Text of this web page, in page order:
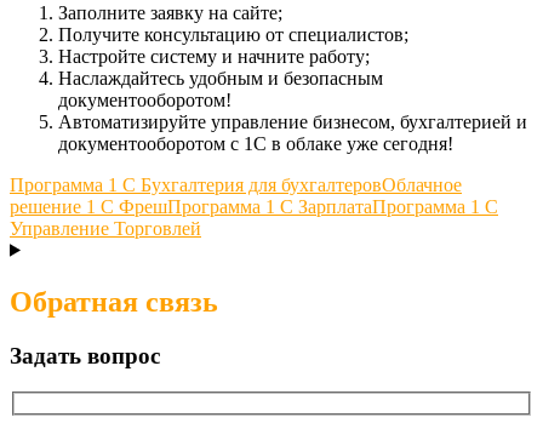
Заполните заявку на сайте;
Получите консультацию от специалистов;
Настройте систему и начните работу;
Наслаждайтесь удобным и безопасным
документооборотом!
Автоматизируйте управление бизнесом, бухгалтерией и
документооборотом с 1С в облаке уже сегодня!
Программа 1 С Бухгалтерия для бухгалтеровОблачное
решение 1 С ФрешПрограмма 1 С ЗарплатаПрограмма 1 С
Управление Торговлей
Обратная связь
Задать вопрос